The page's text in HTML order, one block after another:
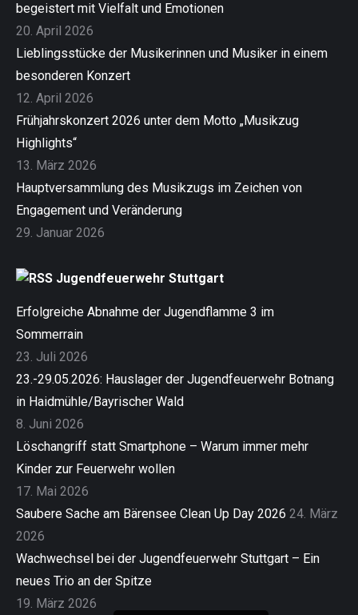
begeistert mit Vielfalt und Emotionen
20. April 2026
Lieblingsstücke der Musikerinnen und Musiker in einem
besonderen Konzert
12. April 2026
Frühjahrskonzert 2026 unter dem Motto „Musikzug
Highlights“
13. März 2026
Hauptversammlung des Musikzugs im Zeichen von
Engagement und Veränderung
29. Januar 2026
Jugendfeuerwehr Stuttgart
Erfolgreiche Abnahme der Jugendflamme 3 im
Sommerrain
23. Juli 2026
23.-29.05.2026: Hauslager der Jugendfeuerwehr Botnang
in Haidmühle/Bayrischer Wald
8. Juni 2026
Löschangriff statt Smartphone – Warum immer mehr
Kinder zur Feuerwehr wollen
17. Mai 2026
Saubere Sache am Bärensee Clean Up Day 2026 24. März
2026
Wachwechsel bei der Jugendfeuerwehr Stuttgart – Ein
neues Trio an der Spitze
19. März 2026